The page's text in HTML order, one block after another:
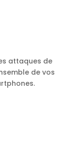
attaques de
de vos